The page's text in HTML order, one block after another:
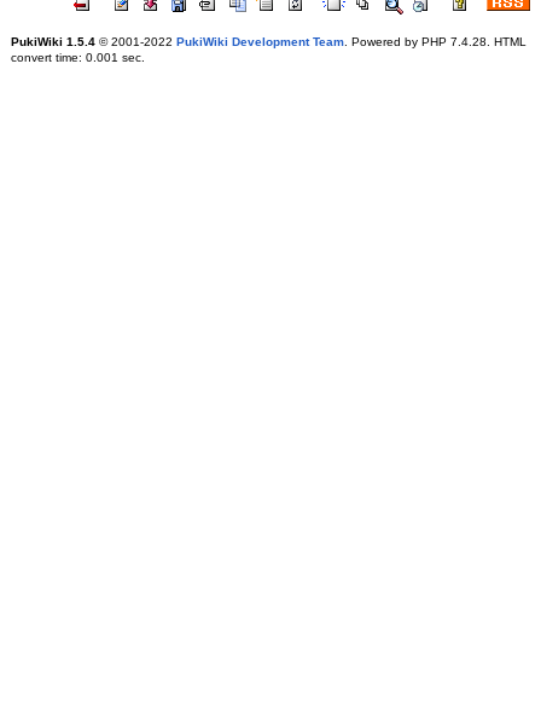
PukiWiki 1.5.4© 2001-2022 PukiWiki Development Team. Powered by PHP 7.4.28. HTML
convert time: 0.001 sec.